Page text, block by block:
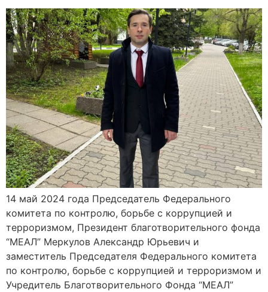
14 май 2024 года Председатель Федерального
комитета по контролю, борьбе с коррупцией и
терроризмом, Президент благотворительного фонда
“МЕАЛ” Меркулов Александр Юрьевич и
заместитель Председателя Федерального комитета
по контролю, борьбе с коррупцией и терроризмом и
Учредитель Благотворительного Фонда “МЕАЛ”